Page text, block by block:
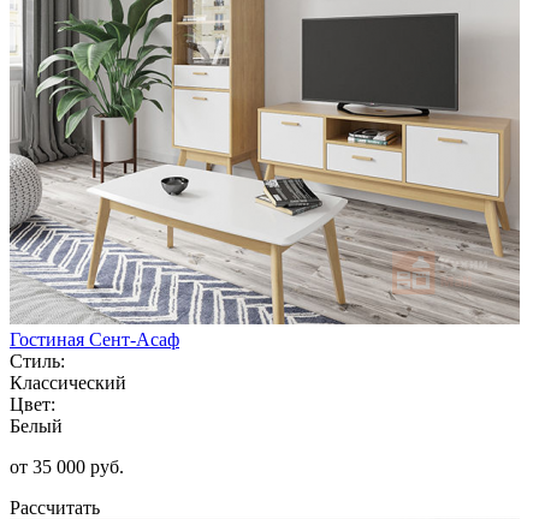
Гостиная Сент-Асаф
Стиль:
Классический
Цвет:
Белый
от 35 000 руб.
Рассчитать